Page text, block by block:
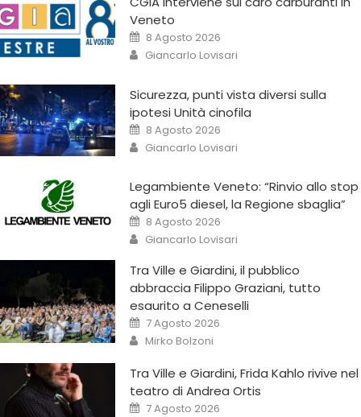
Veneto
8 Agosto 2026
Giancarlo Lovisari
Sicurezza, punti vista diversi sulla
ipotesi Unità cinofila
8 Agosto 2026
Giancarlo Lovisari
Legambiente Veneto: “Rinvio allo stop
agli Euro5 diesel, la Regione sbaglia”
8 Agosto 2026
Giancarlo Lovisari
Tra Ville e Giardini, il pubblico
abbraccia Filippo Graziani, tutto
esaurito a Ceneselli
7 Agosto 2026
Mirko Bolzoni
Tra Ville e Giardini, Frida Kahlo rivive nel
teatro di Andrea Ortis
7 Agosto 2026